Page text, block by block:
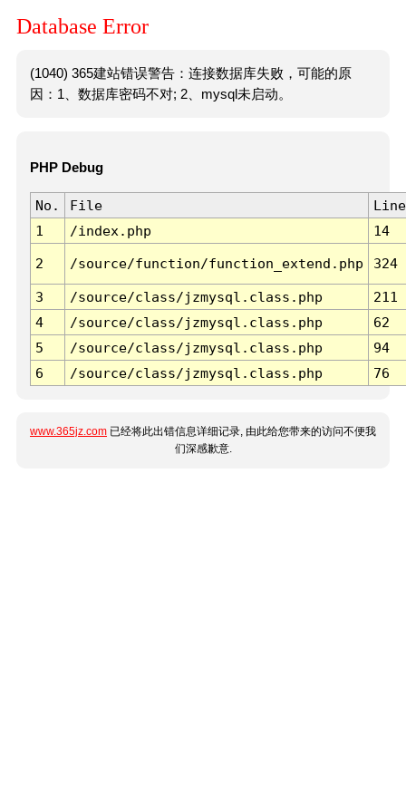
Database Error
(1040) 365建站错误警告：连接数据库失败，可能的原
因：1、数据库密码不对; 2、mysql未启动。
PHP Debug
No. File
Line
1
/index.php 14
2 /source/function/function_extend.php 324
3 /source/class/jzmysql.class.php
211
4
/source/class/jzmysql.class.php
62
5
/source/class/jzmysql.class.php
94
6
/source/class/jzmysql.class.php 76
www.365jz.com 已经将此出错信息详细记录, 由此给您带来的访问不便我
们深感歉意.